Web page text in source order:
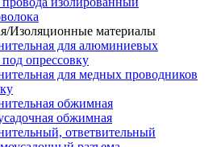
Изоляционные материалы
для алюминиевых
опрессовку
для медных проводников
обжимная
обжимная
ответвительный